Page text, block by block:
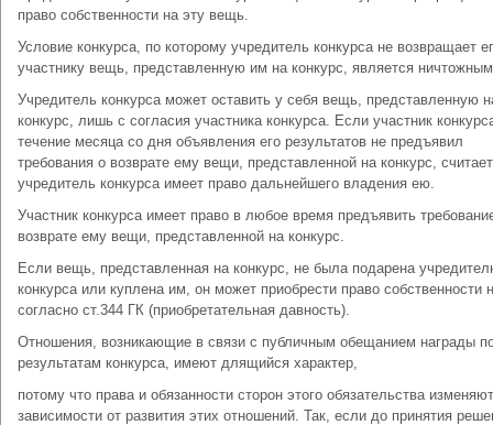
право собственности на эту вещь.
Условие конкурса, по которому учредитель конкурса не возвращает
участнику вещь, представленную им на конкурс, является
Учредитель конкурса может оставить у себя вещь, представленную
конкурс, лишь с согласия участника конкурса. Если участник
течение месяца со дня объявления его результатов не предъявил
требования о возврате ему вещи, представленной на конкурс,
учредитель конкурса имеет право дальнейшего владения ею.
Участник конкурса имеет право в любое время предъявить
возврате ему вещи, представленной на конкурс.
Если вещь, представленная на конкурс, не была подарена
конкурса или куплена им, он может приобрести право собственности
согласно ст.344 ГК (приобретательная давность).
Отношения, возникающие в связи с публичным обещанием награды
результатам конкурса, имеют длящийся характер,
потому что права и обязанности сторон этого обязательства
зависимости от развития этих отношений. Так, если до принятия